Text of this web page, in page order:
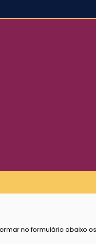
no formulário abaixo